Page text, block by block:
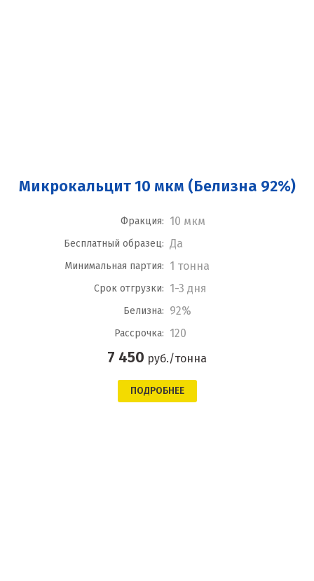
Микрокальцит 10 мкм (Белизна 92%)
Фракция: 10 мкм
Бесплатный образец: Да
Минимальная партия: 1 тонна
Срок отгрузки: 1-3 дня
Белизна: 92%
Рассрочка: 120
7 450 руб./тонна
ПОДРОБНЕЕ